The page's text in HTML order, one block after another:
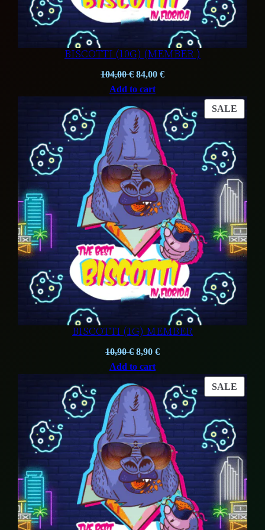
BISCOTTI (10G) (MEMBER )
104,00€ Original
price
104,00 €.
84,00 €Current
84,00 €.
Add to cart
SALE
BISCOTTI (1G) MEMBER
10,90€ Original
price
10,90 €.
8,90 €Current
8,90 €.
Add to cart
SALE